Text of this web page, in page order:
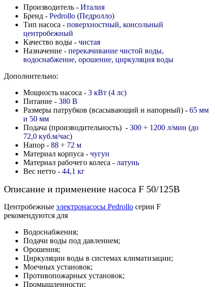
Производитель - Италия
Бренд - Pedrollo (Педролло)
Тип насоса - поверхностный, консольный
центробежный
Качество воды - чистая
Назначение - перекачивание чистой воды,
водоснабжение, орошение, циркуляция воды
Дополнительно:
Мощность насоса - 3 кВт (4 лс)
Питание - 380 В
Размеры патрубков (всасывающий и напорный) - 65 мм
и 50 мм
Подача (производительность) - 300 ÷ 1200 л/мин (до
72,0 куб.м/час)
Напор - 88 ÷ 72 м
Материал корпуса - чугун
Материал рабочего колеса - латунь
Вес нетто - 44,1 кг
Описание и применение насоса F 50/125B
Центробежные электронасосы Pedrollo серии F
рекомендуются для
Водоснабжения;
Подачи воды под давлением;
Орошения;
Циркуляции воды в системах климатизации;
Моечных установок;
Противопожарных установок;
Промышленности;